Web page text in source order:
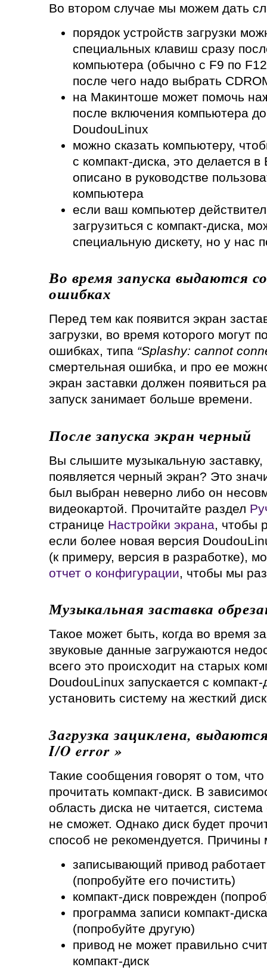
Во втором случае мы можем дать
порядок устройств загрузки
специальных клавиш сразу
компьютера (обычно с F9 по
после чего надо выбрать
на Макинтоше может помочь
после включения компьютера
DoudouLinux
можно сказать компьютеру,
с компакт-диска, это делается
описано в руководстве
компьютера
если ваш компьютер
загрузиться с компакт-диска,
специальную дискету, но у нас
Во время запуска выдаются
ошибках
Перед тем как появится экран
загрузки, во время которого могут
ошибках, типа “Splashy: cannot
смертельная ошибка, и про ее
экран заставки должен появиться
запуск занимает больше времени.
После запуска экран черный
Вы слышите музыкальную заставку,
появляется черный экран? Это
был выбран неверно либо он
видеокартой. Прочитайте раздел
странице Настройки экрана, чтобы
если более новая версия
(к примеру, версия в разработке),
отчет о конфигурации, чтобы мы
Музыкальная заставка
Такое может быть, когда во время
звуковые данные загружаются
всего это происходит на старых
DoudouLinux запускается с
установить систему на жесткий
Загрузка зациклена,
I/O error »
Такие сообщения говорят о том,
прочитать компакт-диск. В
область диска не читается,
не сможет. Однако диск будет
способ не рекомендуется.
записывающий привод
(попробуйте его почистить)
компакт-диск поврежден
программа записи компакт-
(попробуйте другую)
привод не может правильно
компакт-диск